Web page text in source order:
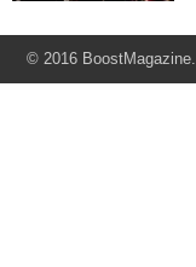
© 2016 BoostMagazine.